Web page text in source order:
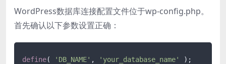
WordPress数据库连接配置文件位于wp-config.php。
首先确认以下参数设置正确：
define( 'DB_NAME' , 'your_database_name'